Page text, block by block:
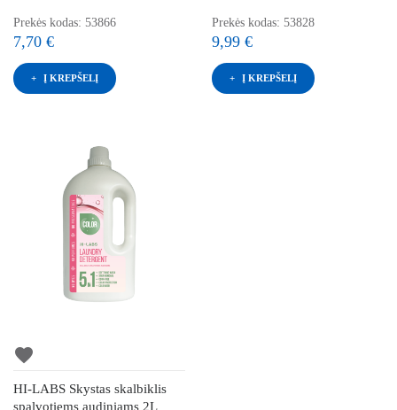
Prekės kodas: 53866
7,70 €
Į KREPŠELĮ
Prekės kodas: 53828
9,99 €
Į KREPŠELĮ
favorite
HI-LABS Skystas skalbiklis
spalvotiems audiniams 2L